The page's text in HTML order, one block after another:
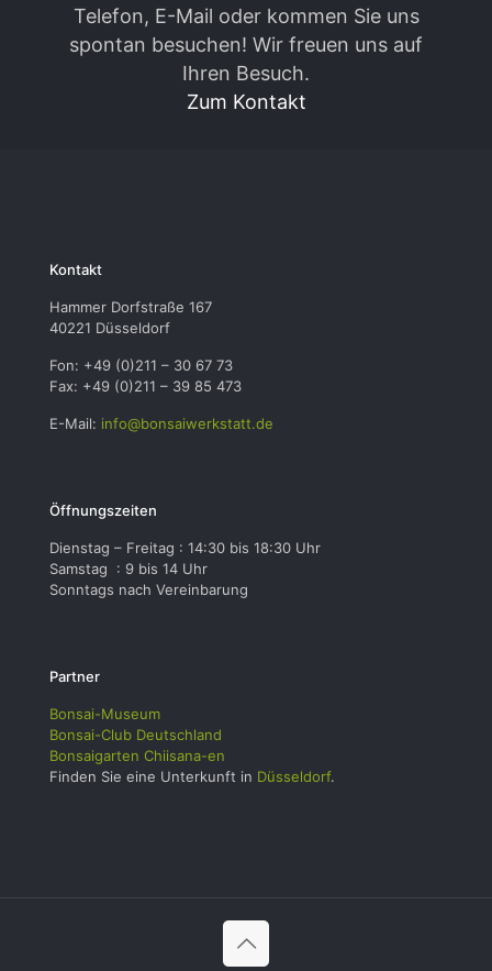
Telefon, E-Mail oder kommen Sie uns
spontan besuchen! Wir freuen uns auf
Ihren Besuch.
Zum Kontakt
Kontakt
Hammer Dorfstraße 167
40221 Düsseldorf
Fon: +49 (0)211 – 30 67 73
Fax: +49 (0)211 – 39 85 473
E-Mail: info@bonsaiwerkstatt.de
Öffnungszeiten
Dienstag – Freitag : 14:30 bis 18:30 Uhr
Samstag : 9 bis 14 Uhr
Sonntags nach Vereinbarung
Partner
Bonsai-Museum
Bonsai-Club Deutschland
Bonsaigarten Chiisana-en
Finden Sie eine Unterkunft in Düsseldorf.